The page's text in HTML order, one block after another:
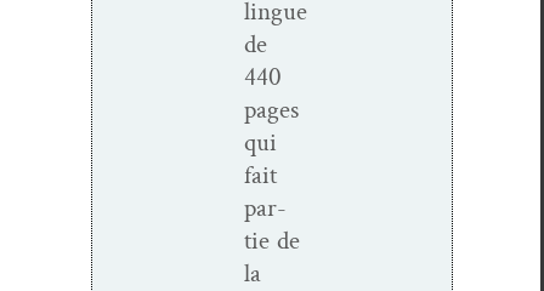
lingue
de
440
pages
qui
fait
par­
tie de
la